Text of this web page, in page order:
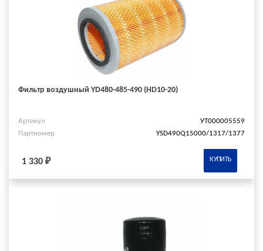
Фильтр воздушный YD480-485-490 (HD10-20)
Артикул
УТ000005559
Партномер
YSD490Q15000/1317/1377
1 330 ₽ КУПИТЬ